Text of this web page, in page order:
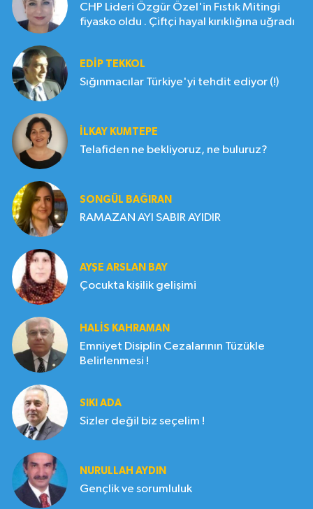
CHP Lideri Özgür Özel'in Fıstık Mitingi
fiyasko oldu . Çiftçi hayal kırıklığına uğradı
EDIP TEKKOL
Sığınmacılar Türkiye'yi tehdit ediyor (!)
İLKAY KUMTEPE
Telafiden ne bekliyoruz, ne buluruz?
SONGÜL BAĞIRAN
RAMAZAN AYI SABIR AYIDIR
AYŞE ARSLAN BAY
Çocukta kişilik gelişimi
HALIS KAHRAMAN
Emniyet Disiplin Cezalarının Tüzükle
Belirlenmesi !
SIKI ADA
Sizler değil biz seçelim !
NURULLAH AYDIN
Gençlik ve sorumluluk